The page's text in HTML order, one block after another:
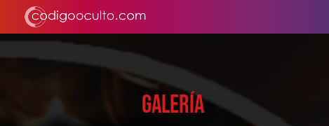
GALERÍA